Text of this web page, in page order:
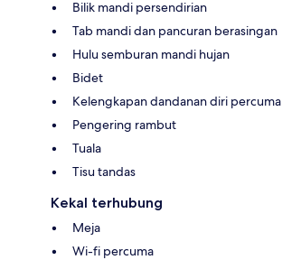
Bilik mandi persendirian
Tab mandi dan pancuran berasingan
Hulu semburan mandi hujan
Bidet
Kelengkapan dandanan diri percuma
Pengering rambut
Tuala
Tisu tandas
Kekal terhubung
Meja
Wi-fi percuma